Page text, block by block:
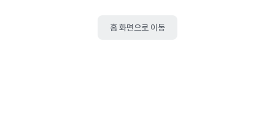
홈 화면으로 이동